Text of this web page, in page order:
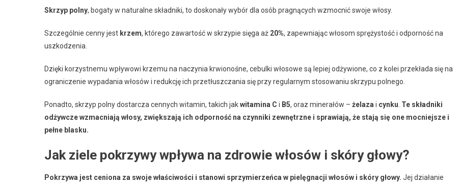
Skrzyp polny, bogaty w naturalne składniki, to doskonały wybór dla osób pragnących wzmocnić swoje włosy.
Szczególnie cenny jest krzem, którego zawartość w skrzypie sięga aż 20%, zapewniając włosom sprężystość i odporność na
uszkodzenia.
Dzięki korzystnemu wpływowi krzemu na naczynia krwionośne, cebulki włosowe są lepiej odżywione, co z kolei przekłada się na
ograniczenie wypadania włosów i redukcję ich przetłuszczania się przy regularnym stosowaniu skrzypu polnego.
Ponadto, skrzyp polny dostarcza cennych witamin, takich jakwitamina C i B5, oraz minerałów – żelaza i cynku Te składniki
odżywcze wzmacniają włosy, zwiększają ich odporność na czynniki zewnętrzne i sprawiają, że stają się one mocniejsze i
pełne blasku.
Jak ziele pokrzywy wpływa na zdrowie włosów i skóry głowy?
Pokrzywa jest ceniona za swoje właściwości i stanowi sprzymierzeńca w pielęgnacji włosów i skóry głowy. Jej działanie